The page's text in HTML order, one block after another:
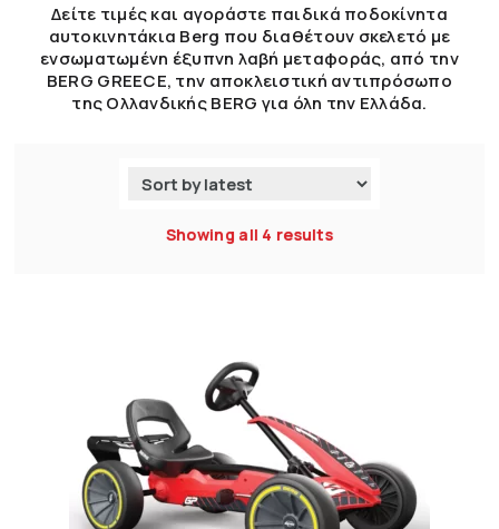
Δείτε τιμές και αγοράστε παιδικά ποδοκίνητα
αυτοκινητάκια Berg που διαθέτουν σκελετό με
ενσωματωμένη έξυπνη λαβή μεταφοράς, από την
BERG GREECE, την αποκλειστική αντιπρόσωπο
της Ολλανδικής BERG για όλη την Ελλάδα.
Showing all 4 results